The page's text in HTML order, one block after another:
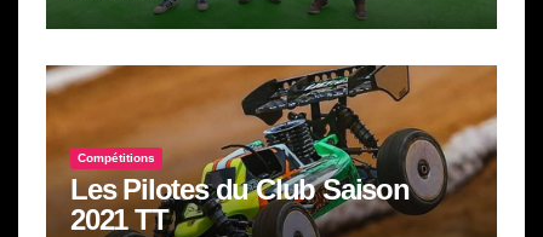
Compétitions
Les Pilotes du Club Saison
2021 TT